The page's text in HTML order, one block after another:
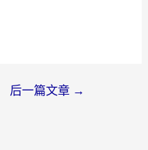
后一篇文章 →